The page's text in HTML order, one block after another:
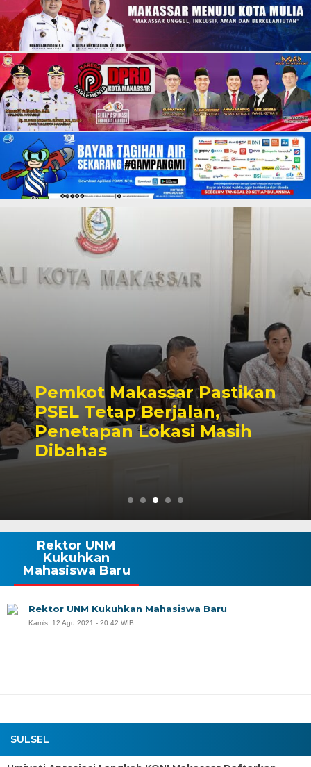
Pemkot Makassar Pastikan
PSEL Tetap Berjalan,
Penetapan Lokasi Masih
Dibahas
SULSEL
Rektor UNM
Kukuhkan
Mahasiswa Baru
Rektor UNM Kukuhkan Mahasiswa Baru
Kamis, 12 Agu 2021 - 20:42 WIB